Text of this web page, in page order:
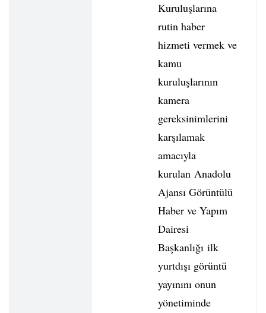
Kuruluşlarına
rutin haber
hizmeti vermek ve
kamu
kuruluşlarının
kamera
gereksinimlerini
karşılamak
amacıyla
kurulan Anadolu
Ajansı Görüntülü
Haber ve Yapım
Dairesi
Başkanlığı ilk
yurtdışı görüntü
yayınını onun
yönetiminde